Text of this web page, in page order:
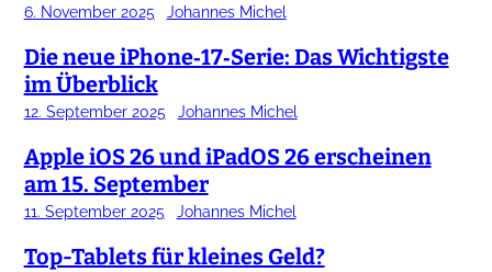
6. November 2025 Johannes Michel
Die neue iPhone‑17‑Serie: Das Wichtigste
im Überblick
12. September 2025 Johannes Michel
Apple iOS 26 und iPadOS 26 erscheinen
am 15. September
11. September 2025 Johannes Michel
Top-Tablets für kleines Geld?